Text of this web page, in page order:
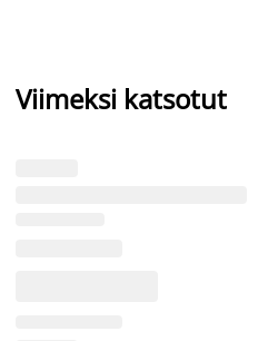
Viimeksi katsotut